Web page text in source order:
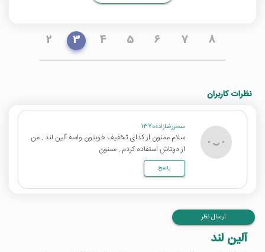
2 3 4 5 6 7 8
نظرات کاربران
سحررضازاده1370
سلام ممنون از کدای تخفیف خوبتون واسه آلین لند . من
از دوتاش استفاده کردم . ممنون
پاسخ
ارسال نظر
آلین لند